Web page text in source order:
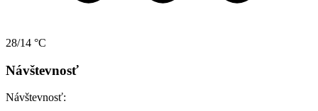
28/14 °C
Návštevnosť
Návštevnosť: